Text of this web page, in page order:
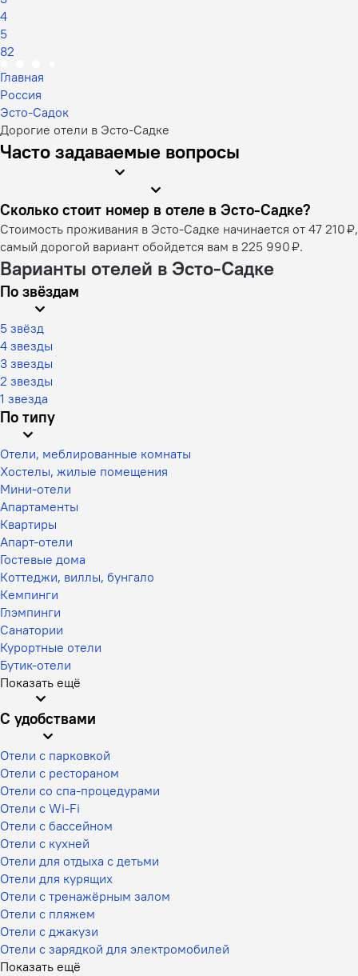
4
5
82
Главная
Россия
Эсто-Садок
Дорогие отели в Эсто-Садке
Часто задаваемые вопросы
Сколько стоит номер в отеле в Эсто-Садке?
Стоимость проживания в Эсто-Садке начинается от 47 210 ₽,
самый дорогой вариант обойдется вам в 225 990 ₽.
Варианты отелей в Эсто-Садке
По звёздам
5 звёзд
4 звезды
3 звезды
2 звезды
1 звезда
По типу
Отели, меблированные комнаты
Хостелы, жилые помещения
Мини-отели
Апартаменты
Квартиры
Апарт-отели
Гостевые дома
Коттеджи, виллы, бунгало
Кемпинги
Глэмпинги
Санатории
Курортные отели
Бутик-отели
Показать ещё
С удобствами
Отели с парковкой
Отели с рестораном
Отели со спа-процедурами
Отели с Wi-Fi
Отели с бассейном
Отели с кухней
Отели для отдыха с детьми
Отели для курящих
Отели с тренажёрным залом
Отели с пляжем
Отели с джакузи
Отели с зарядкой для электромобилей
Показать ещё